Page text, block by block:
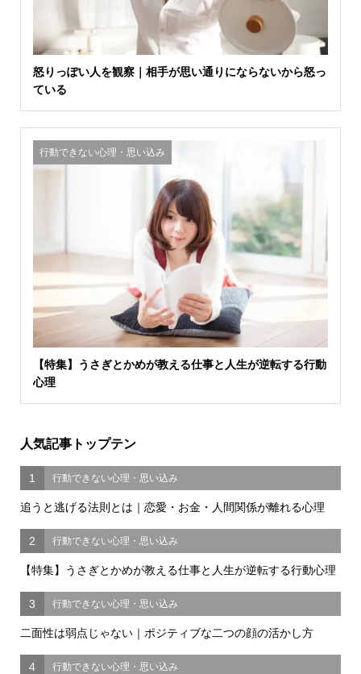
怒りっぽい人を観察｜相手が思い通りにならないから怒っ
ている
行動できない心理・思い込み
【特集】うさぎとかめが教える仕事と人生が逆転する行動
心理
人気記事トップテン
1 行動できない心理・思い込み
追うと逃げる法則とは｜恋愛・お金・人間関係が離れる心理
2 行動できない心理・思い込み
【特集】うさぎとかめが教える仕事と人生が逆転する行動心理
3 行動できない心理・思い込み
二面性は弱点じゃない｜ポジティブな二つの顔の活かし方
4 行動できない心理・思い込み